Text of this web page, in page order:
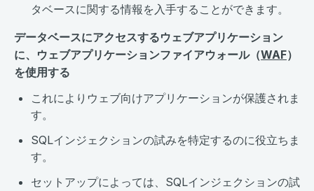
タベースに関する情報を入手することができます。
データベースにアクセスするウェブアプリケーション
に、ウェブアプリケーションファイアウォール（WAF）
を使用する
これによりウェブ向けアプリケーションが保護されま
す。
SQLインジェクションの試みを特定するのに役立ちま
す。
セットアップによっては、SQLインジェクションの試